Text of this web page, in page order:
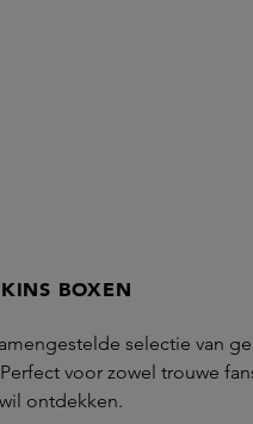
BOXEN
selectie van
voor zowel trouwe
wil ontdekken.